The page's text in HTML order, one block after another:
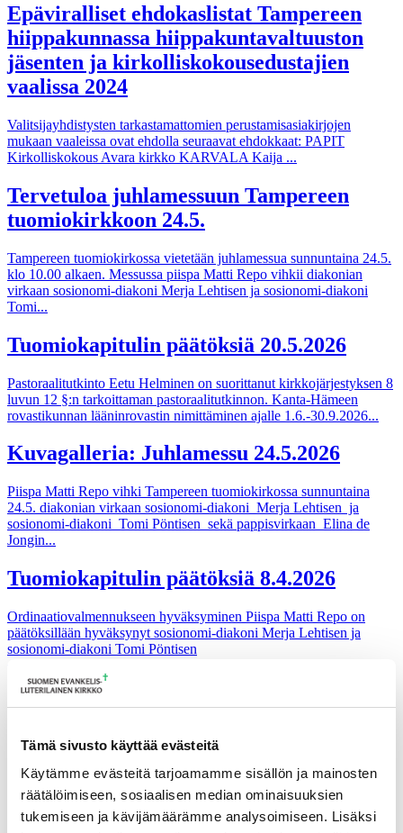
Tämä sivusto käyttää evästeitä
Käytämme evästeitä tarjoamamme sisällön ja mainosten
räätälöimiseen, sosiaalisen median ominaisuuksien
tukemiseen ja kävijämäärämme analysoimiseen. Lisäksi
Epäviralliset ehdokaslistat Tampereen
hiippakunnassa hiippakuntavaltuuston
jäsenten ja kirkolliskokousedustajien
vaalissa 2024
Valitsijayhdistysten tarkastamattomien perustamisasiakirjojen
mukaan vaaleissa ovat ehdolla seuraavat ehdokkaat: PAPIT
Kirkolliskokous Avara kirkko KARVALA Kaija ...
Tervetuloa juhlamessuun Tampereen
tuomiokirkkoon 24.5.
Tampereen tuomiokirkossa vietetään juhlamessua sunnuntaina 24.5.
klo 10.00 alkaen. Messussa piispa Matti Repo vihkii diakonian
virkaan sosionomi-diakoni Merja Lehtisen ja sosionomi-diakoni
Tomi...
Tuomiokapitulin päätöksiä 20.5.2026
Pastoraalitutkinto Eetu Helminen on suorittanut kirkkojärjestyksen 8
luvun 12 §:n tarkoittaman pastoraalitutkinnon. Kanta-Hämeen
rovastikunnan lääninrovastin nimittäminen ajalle 1.6.-30.9.2026...
Kuvagalleria: Juhlamessu 24.5.2026
Piispa Matti Repo vihki Tampereen tuomiokirkossa sunnuntaina
24.5. diakonian virkaan sosionomi-diakoni Merja Lehtisen ja
sosionomi-diakoni Tomi Pöntisen sekä pappisvirkaan Elina de
Jongin...
Tuomiokapitulin päätöksiä 8.4.2026
Ordinaatiovalmennukseen hyväksyminen Piispa Matti Repo on
päätöksillään hyväksynyt sosionomi-diakoni Merja Lehtisen ja
sosionomi-diakoni Tomi Pöntisen
Kirkolliskokous- ja
vahvistettu tulos Tampereen
hiippakunnassa
Tampereen hiippakunnan vaalilautakunta vahvisti 19.2.